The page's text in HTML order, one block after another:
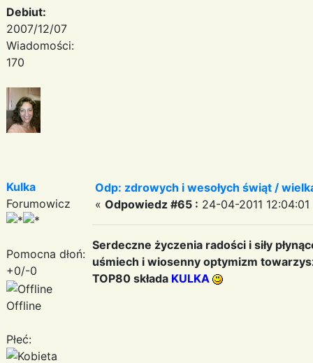
Debiut:
2007/12/07
Wiadomości:
170
Kulka
Forumowicz
Pomocna dłoń:
+0/-0
Offline
Płeć:
Odp: zdrowych i wesołych świąt /
« Odpowiedz #65 : 24-04-2011 12:04:01
Serdeczne życzenia radości i siły
uśmiech i wiosenny optymizm
TOP80 składa KULKA